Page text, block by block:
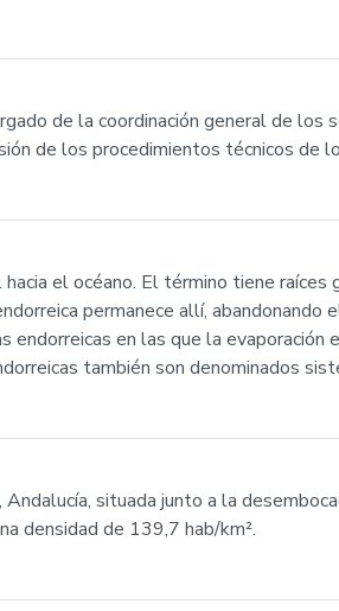
de la coordinación general de los
de los procedimientos técnicos de
el océano. El término tiene raíces
permanece allí, abandonando
endorreicas en las que la evaporación
también son denominados
situada junto a la
densidad de 139,7 hab/km².